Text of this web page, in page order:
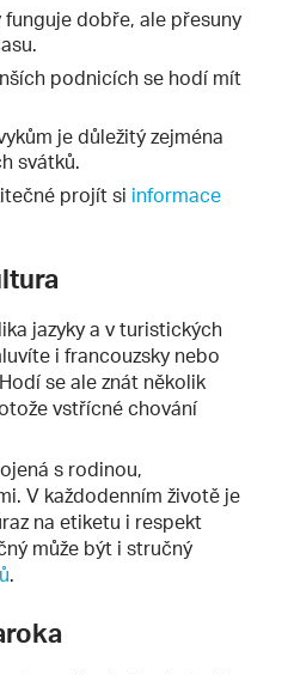
dobře, ale přesuny
podnicích se hodí mít
je důležitý zejména
svátků.
projít si informace
jazyky a v turistických
i francouzsky nebo
se ale znát několik
vstřícné chování
s rodinou,
V každodenním životě je
na etiketu i respekt
může být i stručný
.